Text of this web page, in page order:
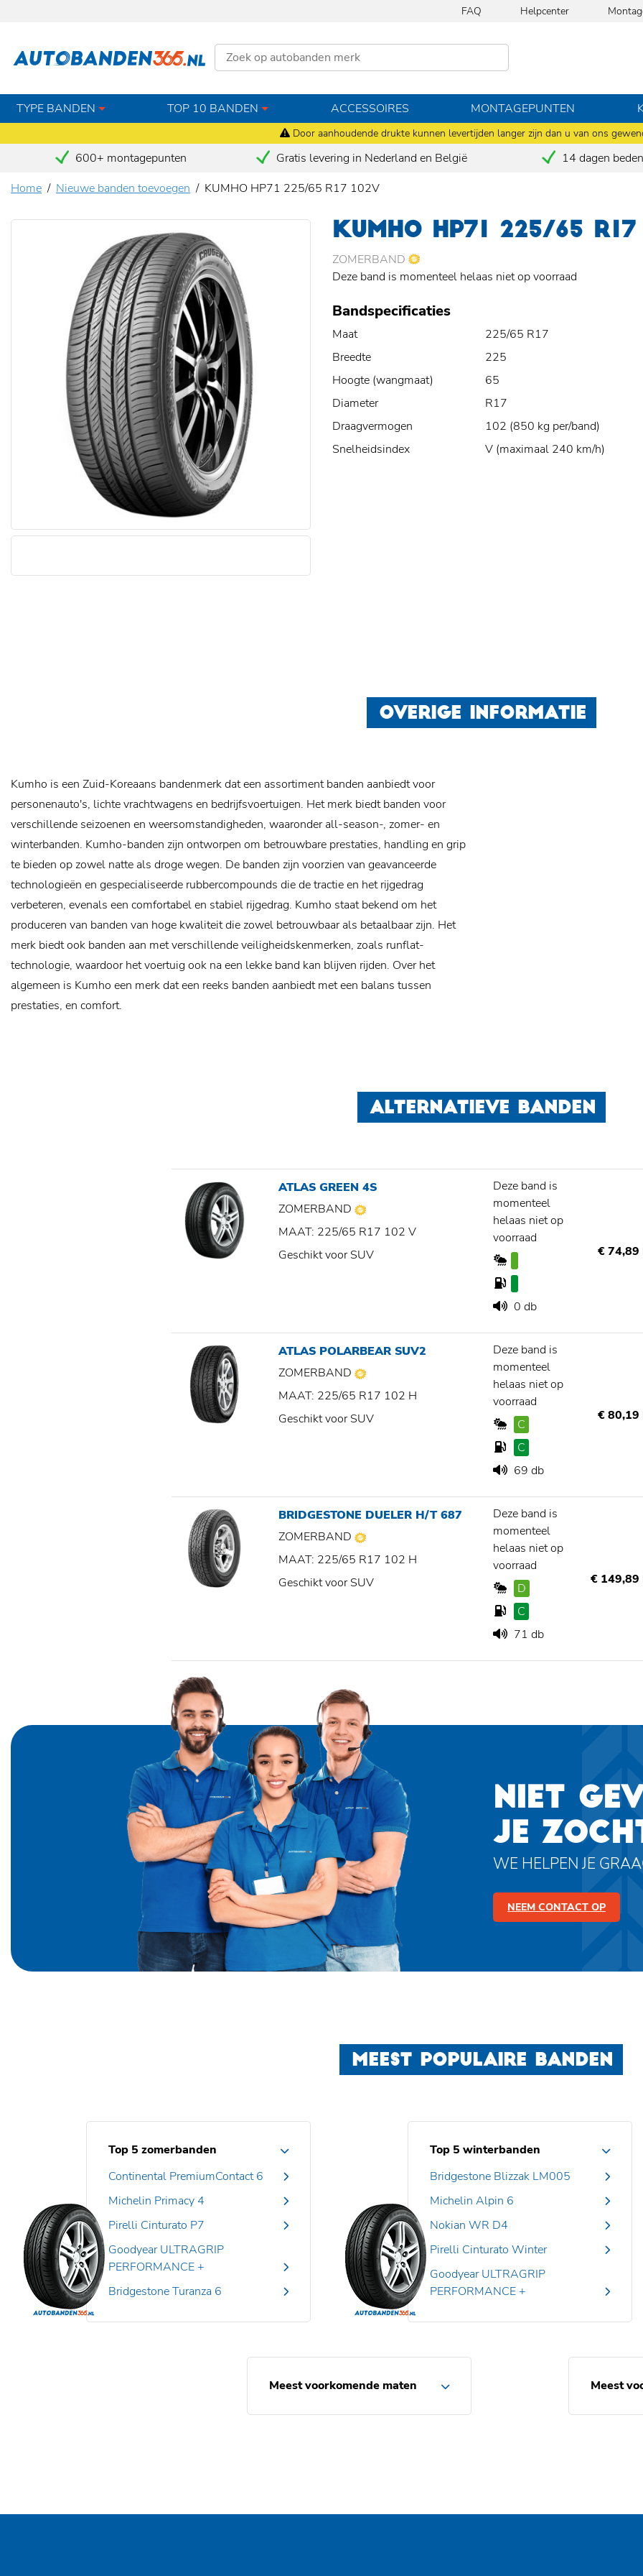
Door aanhoudende drukte kunnen levertijden langer zijn dan u van ons
FAQ Helpcenter
TYPE BANDEN TOP 10 BANDEN ACCESSOIRES MONTAGEPUNTEN
600+ montagepunten Gratis levering in Nederland en België 14 dagen
Home
Nieuwe banden toevoegen KUMHO HP71 225/65 R17 102V
KUMHO HP71 225/65 R17
ZOMERBAND
Deze band is momenteel helaas niet op voorraad
Bandspecificaties
Maat
225/65 R17
Breedte
225
Hoogte (wangmaat)
65
Diameter
R17
Draagvermogen
102 (850 kg per/band)
Snelheidsindex
V (maximaal 240 km/h)
OVERIGE INFORMATIE
Kumho is een Zuid-Koreaans bandenmerk dat een assortiment banden aanbiedt voor
personenauto's, lichte vrachtwagens en bedrijfsvoertuigen. Het merk biedt banden voor
verschillende seizoenen en weersomstandigheden, waaronder all-season-, zomer- en
winterbanden. Kumho-banden zijn ontworpen om betrouwbare prestaties, handling en grip
te bieden op zowel natte als droge wegen. De banden zijn voorzien van geavanceerde
technologieën en gespecialiseerde rubbercompounds die de tractie en het rijgedrag
verbeteren, evenals een comfortabel en stabiel rijgedrag. Kumho staat bekend om het
produceren van banden van hoge kwaliteit die zowel betrouwbaar als betaalbaar zijn. Het
merk biedt ook banden aan met verschillende veiligheidskenmerken, zoals runflat-
technologie, waardoor het voertuig ook na een lekke band kan blijven rijden. Over het
algemeen is Kumho een merk dat een reeks banden aanbiedt met een balans tussen
prestaties, en comfort.
ALTERNATIEVE BANDEN
ATLAS GREEN 4S
ZOMERBAND
MAAT: 225/65 R17 102 V
Geschikt voor SUV
Deze band is
momenteel
helaas niet op
voorraad
0 db
€ 74,89
ATLAS POLARBEAR SUV2
ZOMERBAND
MAAT: 225/65 R17 102 H
Geschikt voor SUV
Deze band is
momenteel
helaas niet op
voorraad
C
C
69 db
€ 80,19
BRIDGESTONE DUELER H/T 687
ZOMERBAND
MAAT: 225/65 R17 102 H
Geschikt voor SUV
Deze band is
momenteel
helaas niet op
voorraad
D
C
71 db
€ 149,89
NIET
JE
WE HELPEN JE
NEEM CONTACT OP
MEEST POPULAIRE BANDEN
Top 5 zomerbanden
Continental PremiumContact 6
Michelin Primacy 4
Pirelli Cinturato P7
Goodyear ULTRAGRIP
PERFORMANCE +
Bridgestone Turanza 6
Top 5 winterbanden
Bridgestone Blizzak LM005
Michelin Alpin 6
Nokian WR D4
Pirelli Cinturato Winter
Goodyear ULTRAGRIP
PERFORMANCE +
Meest voorkomende maten Meest